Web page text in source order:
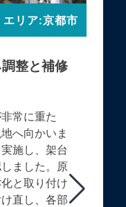
エリア:京都市
整と補修
常に重た
へ向かいま
施し、架台
ました。原
と取り付け
直し、各部